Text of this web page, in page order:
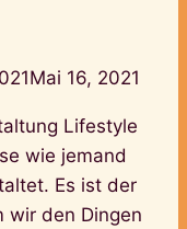
Mai 16, 2021
Lifestyle
wie jemand
Es ist der
wir den Dingen